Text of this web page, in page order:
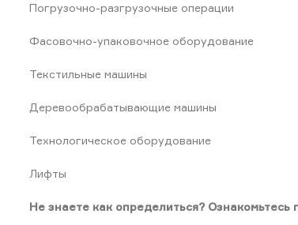
Погрузочно-разгрузочные операции
Фасовочно-упаковочное оборудование
Текстильные машины
Деревообрабатывающие машины
Технологическое оборудование
Лифты
Не знаете как определиться?